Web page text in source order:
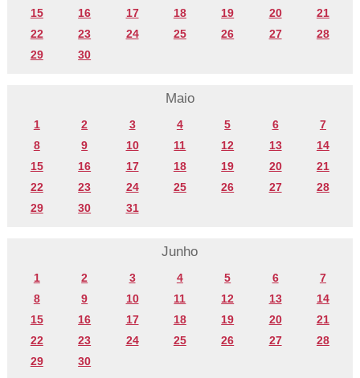
15
16 17 18 19 20
21
22
23 24 25 26 27
28
29
30
Maio
1 2 3 4 5 6
7
8
9 10 11 12 13
14
15
16 17 18 19 20
21
22
23 24 25 26 27
28
29
30 31
Junho
1 2 3 4 5 6
7
8
9 10 11 12 13
14
15
16 17 18 19 20
21
22
23 24 25 26 27
28
29
30